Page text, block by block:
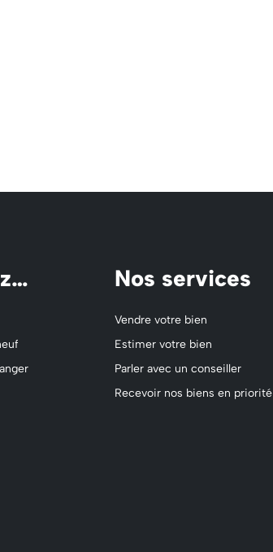
Nos services
Vendre votre bien
Estimer votre bien
Parler avec un conseiller
Recevoir nos biens en priorité